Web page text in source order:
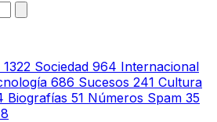
1322 Sociedad 964 Internacional
686 Sucesos 241 Cultura
Biografías 51 Números Spam 35
8